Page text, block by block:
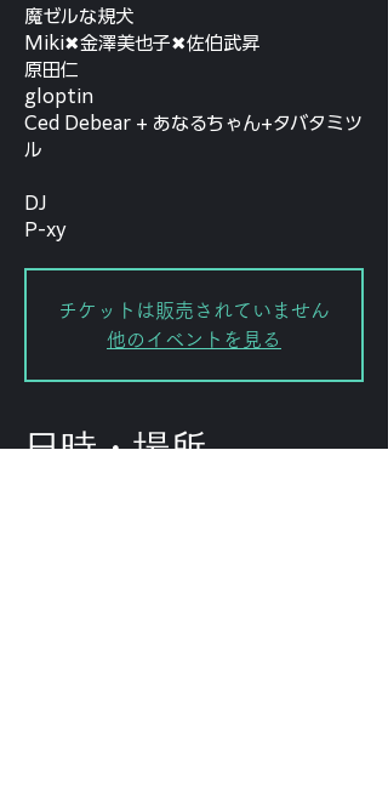
魔ゼルな規犬
Miki✖金澤美也子✖佐伯武昇
原田仁
gloptin
Ced Debear + あなるちゃん+タバタミツ
ル
DJ
P-xy
チケットは販売されていません
他のイベントを見る
日時・場所